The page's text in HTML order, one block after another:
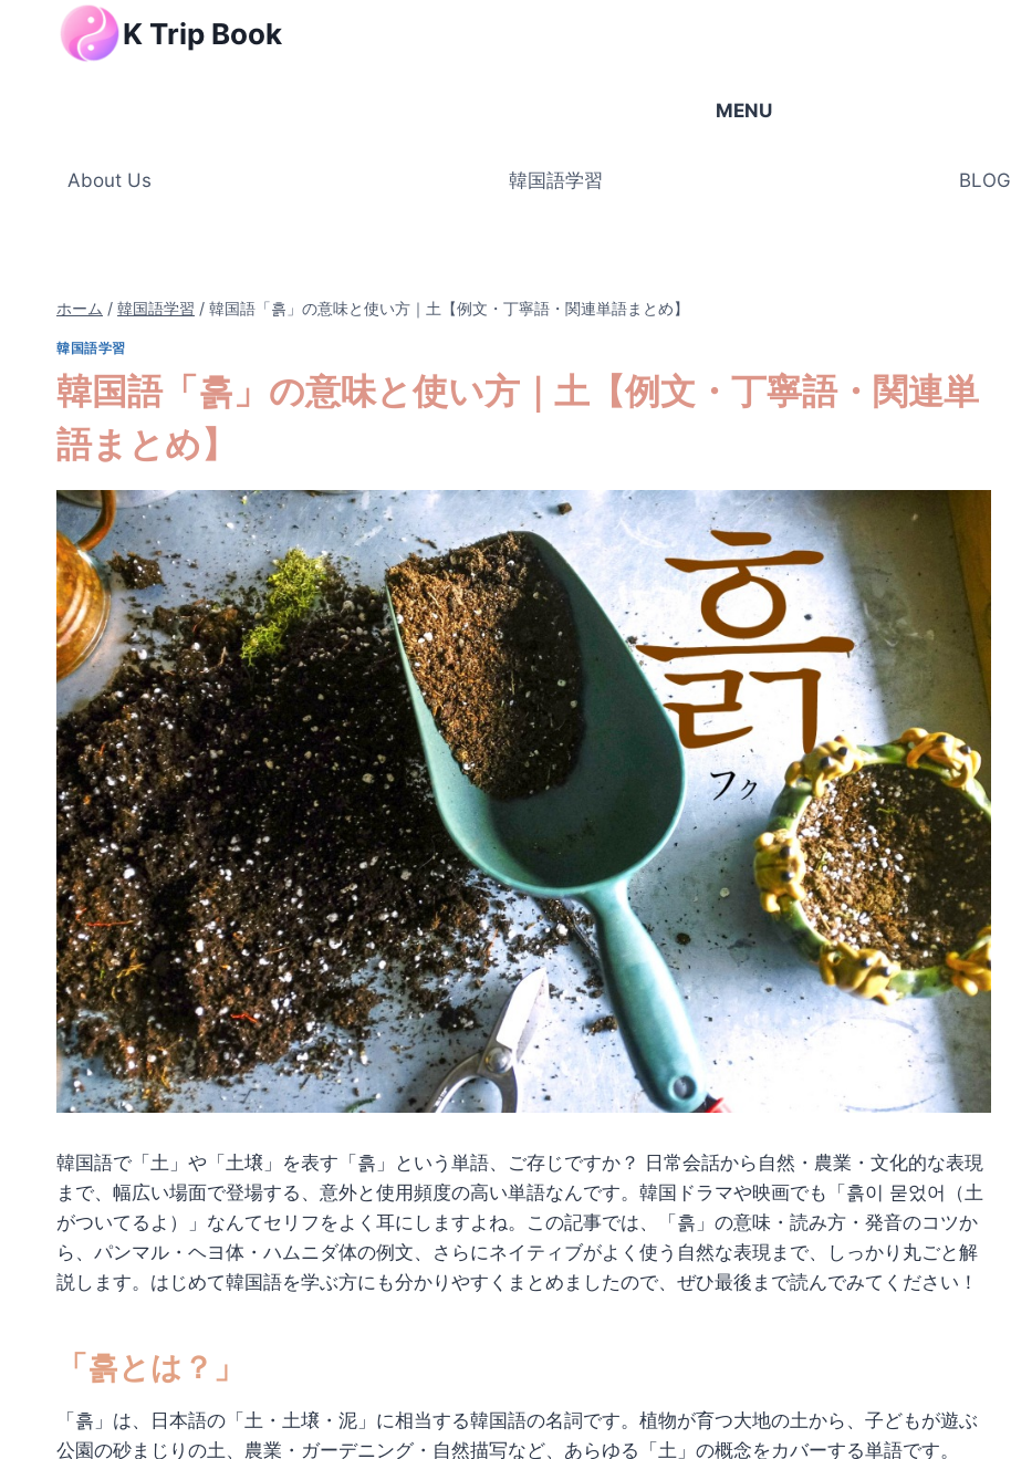
K Trip Book
MENU
About Us 韓国語学習 BLOG
ホーム / 韓国語学習 / 韓国語「흙」の意味と使い方｜土【例文・丁寧語・関連単語まとめ】
韓国語学習
韓国語「흙」の意味と使い方｜土【例文・丁寧語・関連単
語まとめ】
韓国語で「土」や「土壌」を表す「흙」という単語、ご存じですか？ 日常会話から自然・農業・文化的な表現
まで、幅広い場面で登場する、意外と使用頻度の高い単語なんです。韓国ドラマや映画でも「흙이 묻었어（土
がついてるよ）」なんてセリフをよく耳にしますよね。この記事では、「흙」の意味・読み方・発音のコツか
ら、パンマル・ヘヨ体・ハムニダ体の例文、さらにネイティブがよく使う自然な表現まで、しっかり丸ごと解
説します。はじめて韓国語を学ぶ方にも分かりやすくまとめましたので、ぜひ最後まで読んでみてください！
「흙とは？」
「흙」は、日本語の「土・土壌・泥」に相当する韓国語の名詞です。植物が育つ大地の土から、子どもが遊ぶ
公園の砂まじりの土、農業・ガーデニング・自然描写など、あらゆる「土」の概念をカバーする単語です。